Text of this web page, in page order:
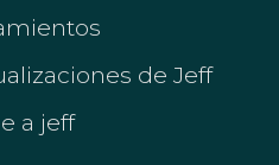
de Jeff
a jeff